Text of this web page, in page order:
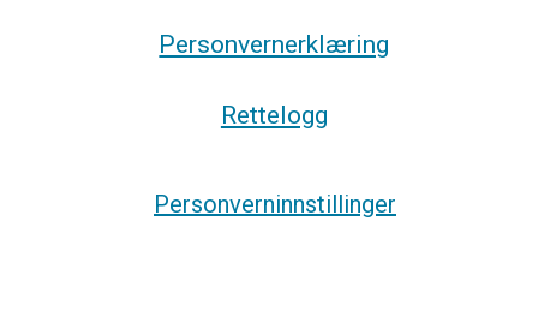
Personvernerklæring
Rettelogg
Personverninnstillinger